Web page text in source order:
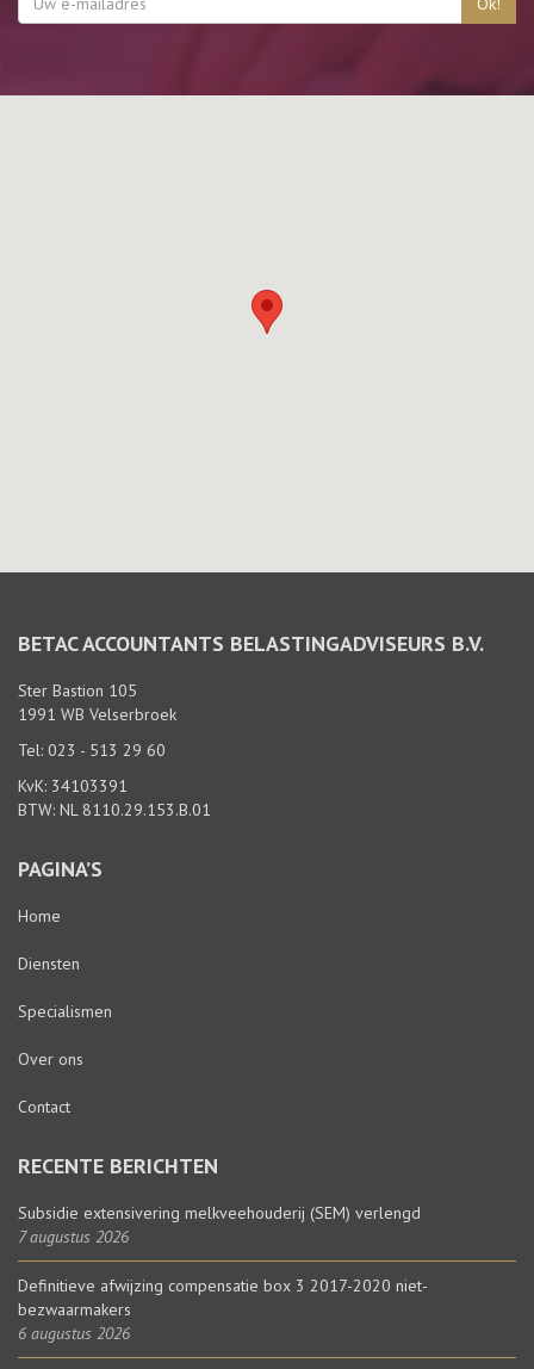
BETAC ACCOUNTANTS BELASTINGADVISEURS B.V.
Ster Bastion 105
1991 WB Velserbroek
Tel: 023 - 513 29 60
KvK: 34103391
BTW: NL 8110.29.153.B.01
PAGINA’S
Home
Diensten
Specialismen
Over ons
Contact
RECENTE BERICHTEN
Subsidie extensivering melkveehouderij (SEM) verlengd
7 augustus 2026
Definitieve afwijzing compensatie box 3 2017-2020 niet-
bezwaarmakers
6 augustus 2026